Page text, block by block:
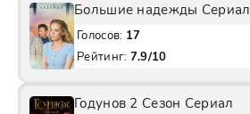
Большие надежды Сериал
Голосов: 17
Рейтинг: 7.9/10
Годунов 2 Сезон Сериал